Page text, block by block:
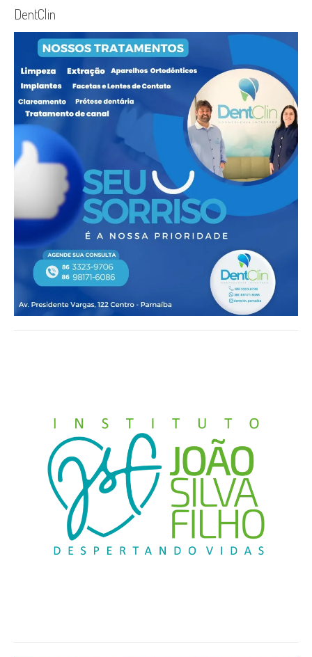
DentClin